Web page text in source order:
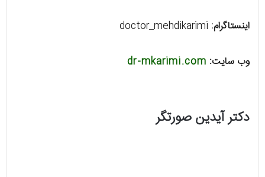
اینستاگرام:
وب سایت: dr-mkarimi.com
دکتر آیدین صورتگر